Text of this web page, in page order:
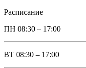
Расписание
ПН 08:30 – 17:00
ВТ 08:30 – 17:00